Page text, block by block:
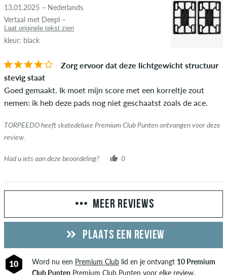
13.01.2025 – Nederlands
Vertaal met Deepl –
Laat originele tekst zien
kleur: black
Zorg ervoor dat deze lichtgewicht structuur
stevig staat
Goed gemaakt. Ik moet mijn score met een korreltje zout
nemen: ik heb deze pads nog niet geschaatst zoals de ace.
TORPEEDO heeft skatedeluxe Premium Club Punten ontvangen voor deze
review.
Had u iets aan deze beoordeling? 0
MEER REVIEWS
PLAATS EEN REVIEW
10 Word nu een Premium Clublid en je ontvangt 10 Premium
Club PuntenPremium Club Punten voor elke review.